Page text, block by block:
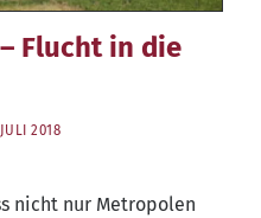
Flucht in die
2018
nicht nur Metro­po­len